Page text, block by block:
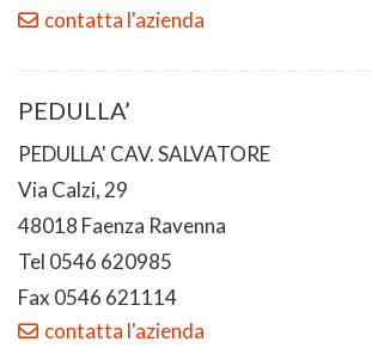
contatta l'azienda
PEDULLA’
PEDULLA' CAV. SALVATORE
Via Calzi, 29
48018 Faenza Ravenna
Tel 0546 620985
Fax 0546 621114
contatta l'azienda